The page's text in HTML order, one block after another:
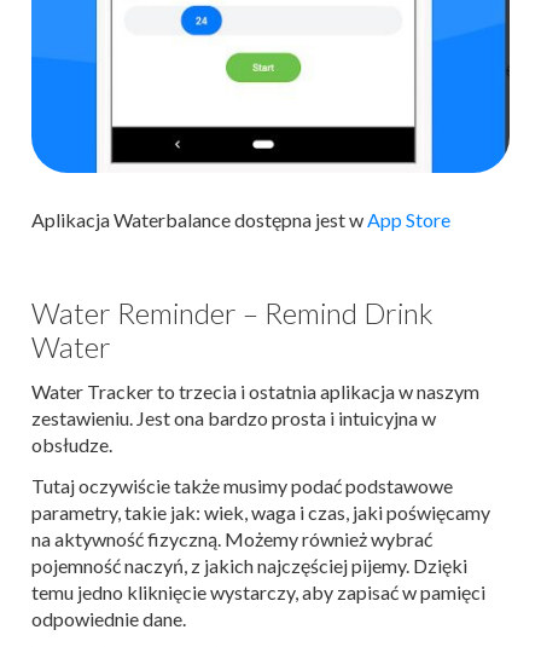
Aplikacja Waterbalance dostępna jest wApp Store
Water Reminder – Remind Drink
Water
Water Tracker to trzecia i ostatnia aplikacja w naszym
zestawieniu. Jest ona bardzo prosta i intuicyjna w
obsłudze.
Tutaj oczywiście także musimy podać podstawowe
parametry, takie jak: wiek, waga i czas, jaki poświęcamy
na aktywność fizyczną. Możemy również wybrać
pojemność naczyń, z jakich najczęściej pijemy. Dzięki
temu jedno kliknięcie wystarczy, aby zapisać w pamięci
odpowiednie dane.